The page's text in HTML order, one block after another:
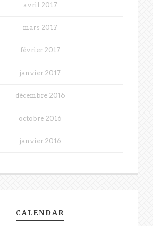
avril 2017
mars 2017
février 2017
janvier 2017
décembre 2016
octobre 2016
janvier 2016
CALENDAR